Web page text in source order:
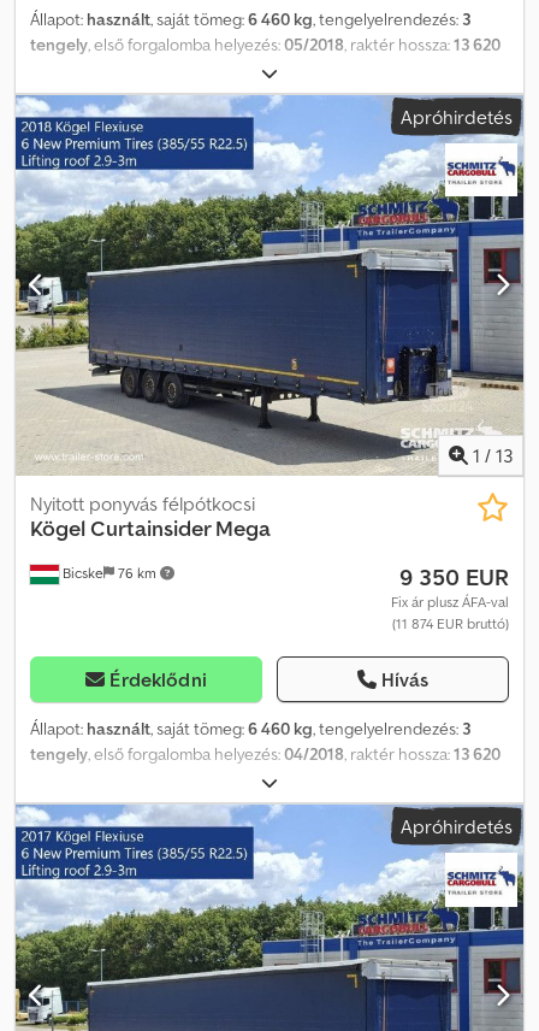
Állapot: használt, saját tömeg:6 460 kg, tengelyelrendezés: 3
tengely , első forgalomba helyezés:05/2018 , raktér hossza:13 620
2 480 mm
rakodótér térfogata:101 m³, abroncs méret:385/55 R22,5,
Gyártási év:2018, Felszereltség: ABS
, Saját tömeg: 6460 kg, DIN EN
12642 (XL kód) tanúsítvány, Raktér (Ho Sz Ma): 13 620 mm x 2 480
mm x 3 000 mm, Gumi méret: 385/55 R22.5, Raktér térfogata: 101 m³,
1. tengely: , 2. tengely: , 3. tengely: , önszintező felfüggesztés,
elektronikus fékrendszer (EBS), tolótető, 1x15 és 2x7 tűs
csatlakozó, antispray, emelhető tető (kézi): 2,9 m - 3,0 m,
ponyvarendszer. A weboldalunkon megtalálja az összes elérhető
jármű áttekintését. Finanszírozásra van szüksége? Egyedi
finanszírozási megoldásokat, teljes körű szervizszerződéseket és
telematikai szolgáltatásokat kínálunk. Személyesen is szívesen
adunk tanácsot. Cedpfx Aaeznpa Hehjrf
Apróhirdetés
1 / 13
Bicske 76 km
Nyitott ponyvás félpótkocsi
KögelCurtainsider Mega
9 350 EUR
Fix ár plusz ÁFA-val
(11 874 EUR bruttó)
Érdeklődni Hívás
Állapot: használt, saját tömeg:6 460 kg, tengelyelrendezés: 3
tengely, első forgalomba helyezés:04/2018, raktér hossza:13 620
2 480 mm
rakodótér térfogata:101 m³, abroncs méret:385/55 R22,5,
Gyártási év:2018, Felszereltség: ABS
, Saját tömeg: 6460 kg, DIN EN
12642 (XL kód) tanúsítvány, Raktér (Ho Sz Ma): 13 620 mm x 2 480
mm x 3 000 mm, Gumi méret: 385/55 R22.5, Raktér térfogata: 101 m³,
1. tengely: , 2. tengely: , 3. tengely: , önszintező felfüggesztés,
elektronikus fékrendszer (EBS), tolótető, 1x15 és 2x7 tűs
csatlakozó, antispray, emelhető tető (kézi): 2,9 m - 3,0 m,
ponyvarendszer. A weboldalunkon megtalálja az összes elérhető
jármű áttekintését. Finanszírozásra van szüksége? Egyedi
Apróhirdetés